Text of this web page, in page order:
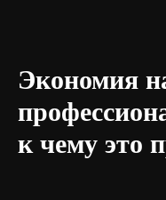
Экономия
к чему это